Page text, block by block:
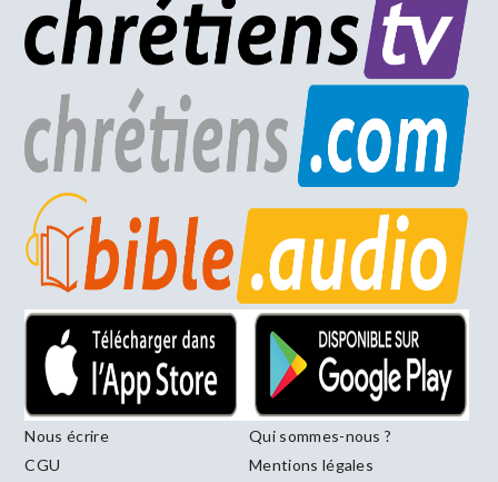
Nous écrire
Qui sommes-nous ?
CGU
Mentions légales